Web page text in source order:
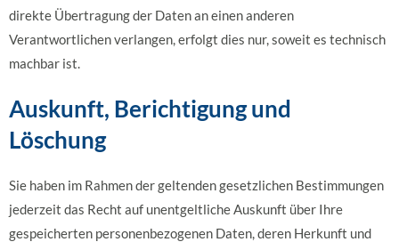
direkte Übertragung der Daten an einen anderen
Verantwortlichen verlangen, erfolgt dies nur, soweit es technisch
machbar ist.
Auskunft, Berichtigung und
Löschung
Sie haben im Rahmen der geltenden gesetzlichen Bestimmungen
jederzeit das Recht auf unentgeltliche Auskunft über Ihre
gespeicherten personenbezogenen Daten, deren Herkunft und